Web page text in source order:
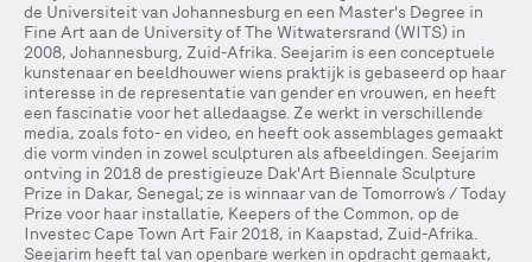
de Universiteit van Johannesburg en een Master's Degree in
Fine Art aan de University of The Witwatersrand (WITS) in
2008, Johannesburg, Zuid-Afrika. Seejarim is een conceptuele
kunstenaar en beeldhouwer wiens praktijk is gebaseerd op haar
interesse in de representatie van gender en vrouwen, en heeft
een fascinatie voor het alledaagse. Ze werkt in verschillende
media, zoals foto- en video, en heeft ook assemblages gemaakt
die vorm vinden in zowel sculpturen als afbeeldingen. Seejarim
ontving in 2018 de prestigieuze Dak'Art Biennale Sculpture
Prize in Dakar, Senegal; ze is winnaar van de Tomorrow’s / Today
Prize voor haar installatie, Keepers of the Common, op de
Investec Cape Town Art Fair 2018, in Kaapstad, Zuid-Afrika.
Seejarim heeft tal van openbare werken in opdracht gemaakt,